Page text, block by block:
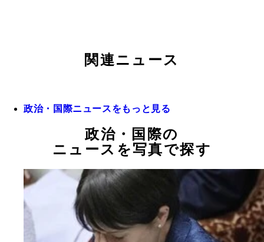
関連ニュース
政治・国際ニュースをもっと見る
政治・国際の
ニュースを写真で探す